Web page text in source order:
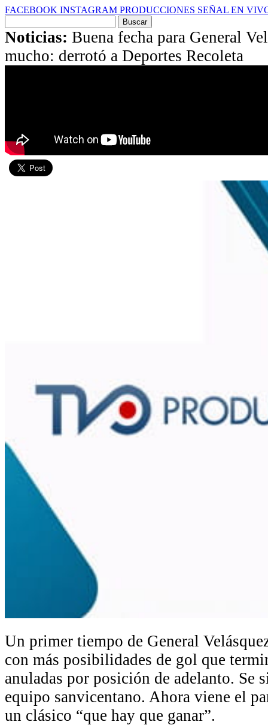
FACEBOOK INSTAGRAM PRODUCCIONES SEÑAL EN
por:
Noticias: Buena fecha para General
mucho: derrotó a Deportes Recoleta
Un primer tiempo de General
con más posibilidades de gol que
anuladas por posición de adelanto. Se
equipo sanvicentano. Ahora viene el
un clásico “que hay que ganar”.